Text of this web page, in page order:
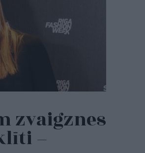
zvaigznes
–